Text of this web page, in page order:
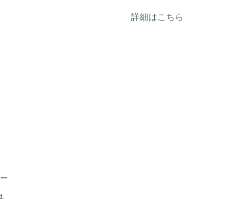
詳細はこちら